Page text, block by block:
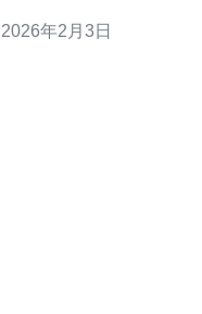
值得推荐的选择。本文将
2026年2月3日